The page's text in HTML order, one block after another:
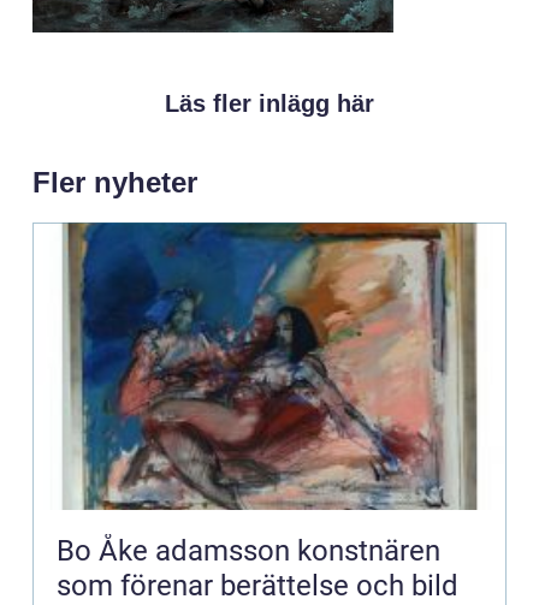
Läs fler inlägg här
Fler nyheter
Bo Åke adamsson konstnären
som förenar berättelse och bild